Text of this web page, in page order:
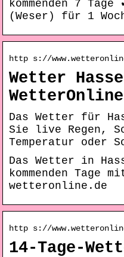
kommenden 7
(Weser) für 1
http s://
Wetter
WetterOnline
Das Wetter für
Sie live Regen,
Temperatur oder
Das Wetter in
kommenden Tage
wetteronline.de
http s://
14-Tage-